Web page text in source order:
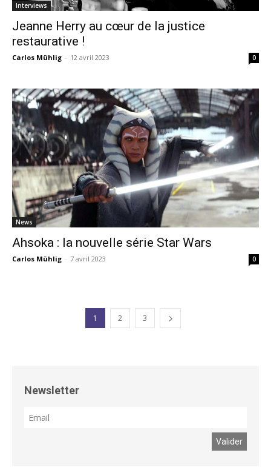
Interviews
Jeanne Herry au cœur de la justice
restaurative !
Carlos Mühlig - 12 avril 2023 0
News
Ahsoka : la nouvelle série Star Wars
Carlos Mühlig - 7 avril 2023 0
1 2 3
Newsletter